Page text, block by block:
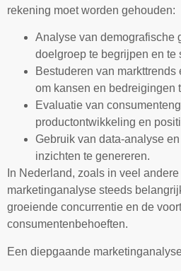
rekening moet worden gehouden:
Analyse van demografische
doelgroep te begrijpen en te
Bestuderen van
om kansen en bedreigingen
Evaluatie van
productontwikkeling en
Gebruik van data-analyse
inzichten te genereren.
In Nederland, zoals in veel
marketinganalyse steeds
groeiende concurrentie en de
consumentenbehoeften.
Een diepgaande